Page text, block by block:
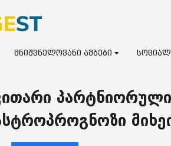
მნიშვნელოვანი ამბები